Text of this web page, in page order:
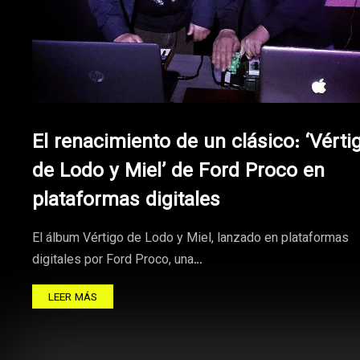
El renacimiento de un clásico:
de Lodo y Miel’ de Ford Proco en
plataformas digitales
El álbum Vértigo de Lodo y Miel, lanzado en plataformas
digitales por Ford Proco, una…
LEER MÁS